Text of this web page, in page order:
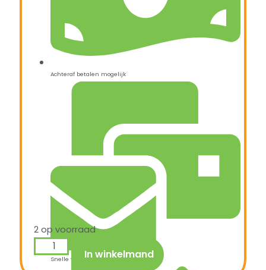
Achteraf betalen mogelijk
Snelle verzending & levering aan huis
2 op voorraad
In winkelmand